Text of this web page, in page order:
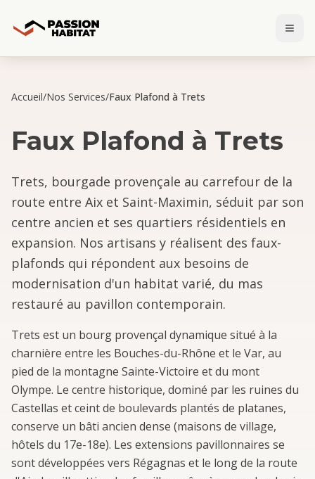
Accueil/Nos Services/Faux Plafond à Trets
Faux Plafond à Trets
Trets, bourgade provençale au carrefour de la
route entre Aix et Saint-Maximin, séduit par son
centre ancien et ses quartiers résidentiels en
expansion. Nos artisans y réalisent des faux-
plafonds qui répondent aux besoins de
modernisation d'un habitat varié, du mas
restauré au pavillon contemporain.
Trets est un bourg provençal dynamique situé à la
charnière entre les Bouches-du-Rhône et le Var, au
pied de la montagne Sainte-Victoire et du mont
Olympe. Le centre historique, dominé par les ruines du
Castellas et ceint de boulevards plantés de platanes,
conserve un bâti ancien dense (maisons de village,
hôtels du 17e-18e). Les extensions pavillonnaires se
sont développées vers Régagnas et le long de la route